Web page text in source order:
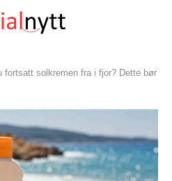
fortsatt solkremen fra i fjor? Dette bør